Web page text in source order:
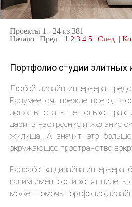
Современный минимализм
Проекты 1 - 24 из 381
Начало | Пред. | 1 2 3 4 5 | След. |
Портфолио студии элитных
Любой дизайн интерьера
Разумеется, прежде всего, в
должны стать не только
дарить настроение и желание
жилища. А значит это
окружающее пространство
Разработка дизайна
каким именно они хотят
может помочь портфолио